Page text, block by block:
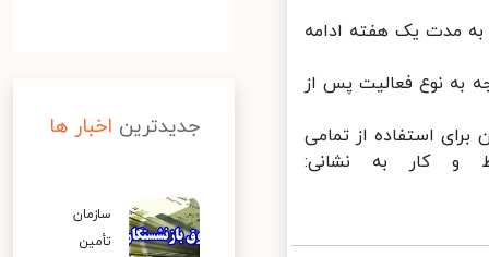
مدت یک هفته ادامه
به نوع فعالیت پس از
استفاده از تمامی
و کار به نشانی:
جدیدترین اخبار ها
سازمان
تأمین